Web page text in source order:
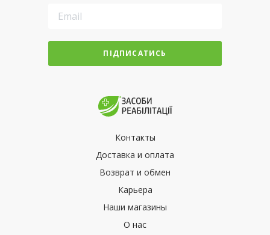
ПІДПИСАТИСЬ
Контакты
Доставка и оплата
Возврат и обмен
Карьера
Наши магазины
О нас